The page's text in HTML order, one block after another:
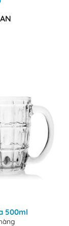
500ml